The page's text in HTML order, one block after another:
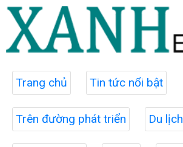
Trang chủ Tin tức nổi bật
Trên đường phát triển Du lịch